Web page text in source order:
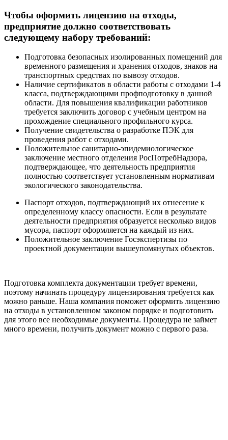
Чтобы оформить лицензию на отходы,
предприятие должно соответствовать
следующему набору требований:
Подготовка безопасных изолированных помещений для
временного размещения и хранения отходов, знаков на
транспортных средствах по вывозу отходов.
Наличие сертификатов в области работы с отходами 1-4
класса, подтверждающими профподготовку в данной
области. Для повышения квалификации работников
требуется заключить договор с учебным центром на
прохождение специального профильного курса.
Получение свидетельства о разработке ПЭК для
проведения работ с отходами.
Положительное санитарно-эпидемиологическое
заключение местного отделения РосПотребНадзора,
подтверждающее, что деятельность предприятия
полностью соответствует установленным нормативам
экологического законодательства.
Паспорт отходов, подтверждающий их отнесение к
определенному классу опасности. Если в результате
деятельности предприятия образуется несколько видов
мусора, паспорт оформляется на каждый из них.
Положительное заключение Госэкспертизы по
проектной документации вышеупомянутых объектов.
Подготовка комплекта документации требует времени,
поэтому начинать процедуру лицензирования требуется как
можно раньше. Наша компания поможет оформить лицензию
на отходы в установленном законом порядке и подготовить
для этого все необходимые документы. Процедура не займет
много времени, получить документ можно с первого раза.